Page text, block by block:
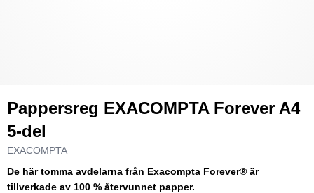
Pappersreg EXACOMPTA Forever A4
5-del
EXACOMPTA
De här tomma avdelarna från Exacompta Forever® är
tillverkade av 100 % återvunnet papper.